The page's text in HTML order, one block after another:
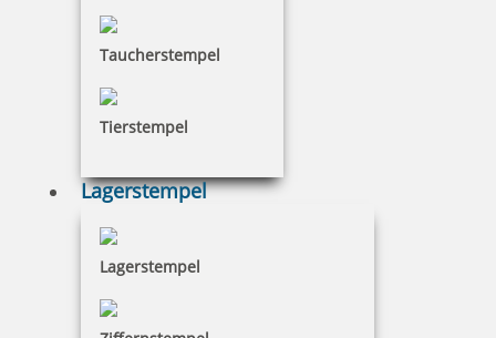
Taucherstempel
Tierstempel
Lagerstempel
Lagerstempel